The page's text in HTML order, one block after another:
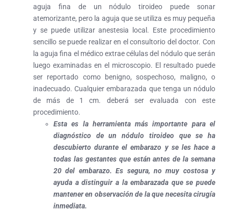
aguja fina de un nódulo tiroideo puede sonar
atemorizante, pero la aguja que se utiliza es muy pequeña
y se puede utilizar anestesia local. Este procedimiento
sencillo se puede realizar en el consultorio del doctor. Con
la aguja fina el médico extrae células del nódulo que serán
luego examinadas en el microscopio. El resultado puede
ser reportado como benigno, sospechoso, maligno, o
inadecuado. Cualquier embarazada que tenga un nódulo
de más de 1 cm. deberá ser evaluada con este
procedimiento.
Esta es la herramienta más importante para el
diagnóstico de un nódulo tiroideo que se ha
descubierto durante el embarazo y se les hace a
todas las gestantes que están antes de la semana
20 del embarazo. Es segura, no muy costosa y
ayuda a distinguir a la embarazada que se puede
mantener en observación de la que necesita cirugía
inmediata.